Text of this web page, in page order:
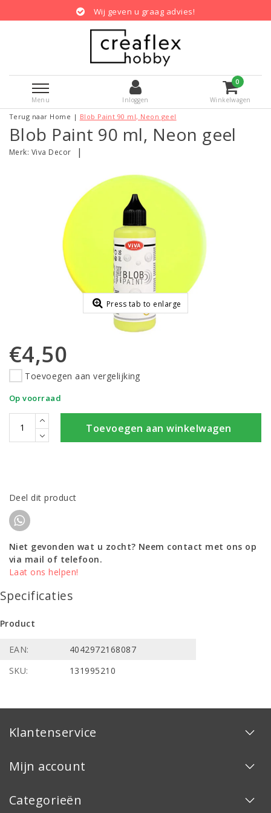
Wij geven u graag advies!
Menu Inloggen
0
Winkelwagen
Terug naar Home | Blob Paint 90 ml, Neon geel
Blob Paint 90 ml, Neon geel
Merk: Viva Decor |
Press tab to enlarge
€4,50
Toevoegen aan vergelijking
Op voorraad
Toevoegen aan winkelwagen
Deel dit product
Niet gevonden wat u zocht? Neem contact met ons op
via mail of telefoon.
Laat ons helpen!
Specificaties
Product
EAN:
4042972168087
SKU:
131995210
Klantenservice
Mijn account
Categorieën